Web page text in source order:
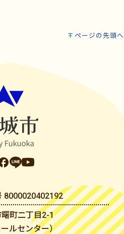
ページの先頭へ
8000020402192
町二丁目2-1
ルセンター）